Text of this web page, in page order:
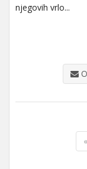
njegovih vrlo...